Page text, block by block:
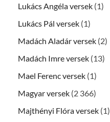
Lukács Angéla versek (1)
Lukács Pál versek (1)
Madách Aladár versek (2)
Madách Imre versek (13)
Mael Ferenc versek (1)
Magyar versek (2 366)
Majthényi Flóra versek (1)